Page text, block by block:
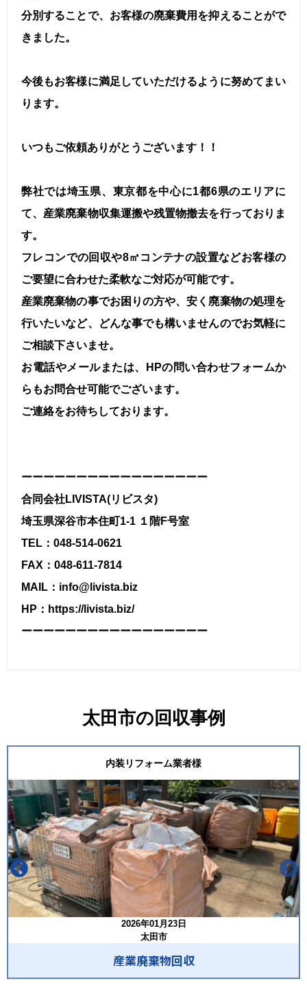
分別することで、お客様の廃棄費用を抑えることがで
きました。
今後もお客様に満足していただけるように努めてまい
ります。
いつもご依頼ありがとうございます！！
弊社では埼玉県、東京都を中心に1都6県のエリアに
て、産業廃棄物収集運搬や残置物撤去を行っておりま
す。
フレコンでの回収や8㎥コンテナの設置などお客様の
ご要望に合わせた柔軟なご対応が可能です。
産業廃棄物の事でお困りの方や、安く廃棄物の処理を
行いたいなど、どんな事でも構いませんのでお気軽に
ご相談下さいませ。
お電話やメールまたは、HPの問い合わせフォームか
らもお問合せ可能でございます。
ご連絡をお待ちしております。
ーーーーーーーーーーーーーーーーー
合同会社LIVISTA(リビスタ)
埼玉県深谷市本住町1-1 １階F号室
TEL：048-514-0621
FAX：048-611-7814
MAIL：info@livista.biz
HP：https://livista.biz/
ーーーーーーーーーーーーーーーーー
太田市の回収事例
内装リフォーム業者様
2026年01月23日
太田市
産業廃棄物回収